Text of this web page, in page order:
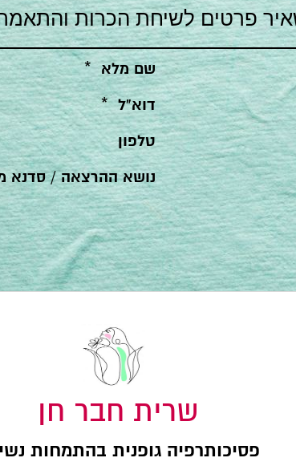
פרטים לשיחת הכרות והתאמת
פסיכותרפיה גופנית בהתמחות
שרית חבר חן